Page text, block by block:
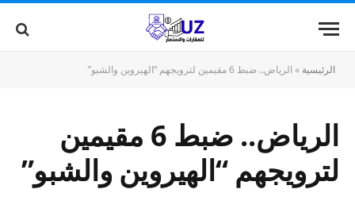
الرئيسية » الرياض.. ضبط 6 مقيمين لترويجهم “الهيروين والشبو”
الرياض.. ضبط 6 مقيمين
لترويجهم “الهيروين والشبو”